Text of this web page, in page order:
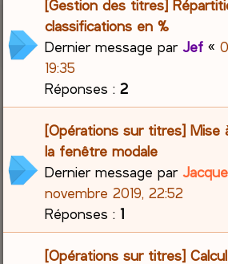
[Gestion des titres]
classifications en %
Dernier message parJef «
19:35
Réponses :2
[Opérations sur titres] Mise
la fenêtre modale
Dernier message par
novembre 2019, 22:52
Réponses :1
[Opérations sur titres]